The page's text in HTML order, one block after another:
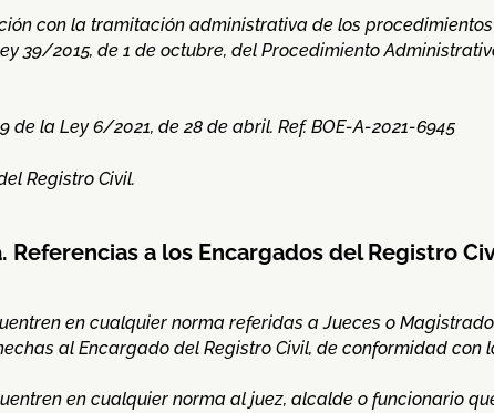
con la tramitación administrativa de los
39/2015, de 1 de octubre, del Procedimiento
de la Ley 6/2021, de 28 de abril. Ref. BOE-A-2021-6945
Registro Civil.
Referencias a los Encargados del Registro
en cualquier norma referidas a Jueces o
al Encargado del Registro Civil, de conformidad con
en cualquier norma al juez, alcalde o funcionario